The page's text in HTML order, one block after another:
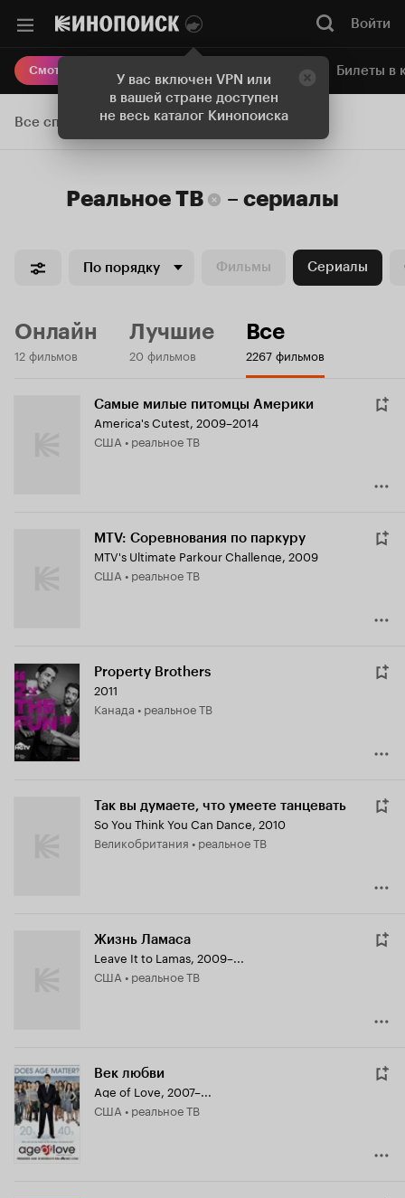
У вас включен VPN или
в вашей стране доступен
не весь каталог Кинопоиска
Войти
Смотреть кино Онлайн-кинотеатр Билеты в
Все списки
Реальное ТВ – сериалы
По порядку Фильмы Сериалы
Онлайн
12 фильмов
Лучшие
20 фильмов
Все
2267 фильмов
Самые милые питомцы Америки
America's Cutest, 2009–2014
США • реальное ТВ
MTV: Соревнования по паркуру
MTV's Ultimate Parkour Challenge, 2009
США • реальное ТВ
Property Brothers
2011
Канада • реальное ТВ
Так вы думаете, что умеете танцевать
So You Think You Can Dance, 2010
Великобритания • реальное ТВ
Жизнь Ламаса
Leave It to Lamas, 2009–...
США • реальное ТВ
Век любви
Age of Love, 2007–...
США • реальное ТВ